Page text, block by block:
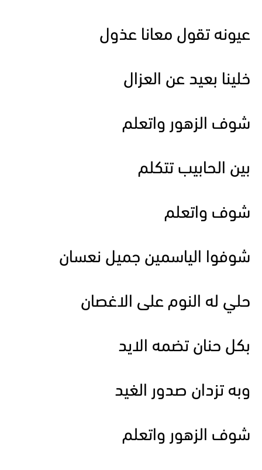
عيونه تقول معانا عذول
خلينا بعيد عن العزال
شوف الزهور واتعلم
بين الحابيب تتكلم
شوف واتعلم
شوفوا الياسمين جميل نعسان
حلي له النوم على الاغصان
بكل حنان تضمه الايد
وبه تزدان صدور الغيد
شوف الزهور واتعلم